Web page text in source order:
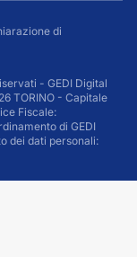
di
- GEDI Digital
TORINO - Capitale
Fiscale:
di GEDI
dei dati personali: